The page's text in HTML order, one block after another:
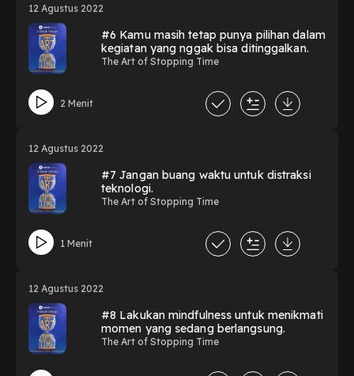
12 Agustus 2022
#6 Kamu masih tetap punya pilihan dalam
kegiatan yang nggak bisa ditinggalkan.
The Art of Stopping Time
2 Menit
12 Agustus 2022
#7 Jangan buang waktu untuk distraksi
teknologi.
The Art of Stopping Time
1 Menit
12 Agustus 2022
#8 Lakukan mindfulness untuk menikmati
momen yang sedang berlangsung.
The Art of Stopping Time